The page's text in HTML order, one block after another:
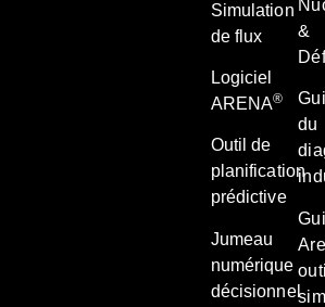
Simulation
de flux
Logiciel
ARENA®
Outil de
planification
prédictive
Jumeau
numérique
décisionnel
&
du